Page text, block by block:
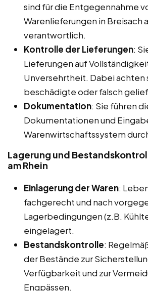
sind für die Entgegennahme
Warenlieferungen in Breisach
verantwortlich.
Kontrolle der Lieferungen:
Lieferungen auf
Unversehrtheit. Dabei achten
beschädigte oder falsch
Dokumentation: Sie führen
Dokumentationen und
Warenwirtschaftssystem
Lagerung und
am Rhein
Einlagerung der Waren:
fachgerecht und nach
Lagerbedingungen (z.B.
eingelagert.
Bestandskontrolle:
der Bestände zur
Verfügbarkeit und zur
Engpässen.